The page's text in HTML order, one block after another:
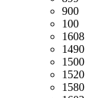
900
100
1608
1490
1500
1520
1580